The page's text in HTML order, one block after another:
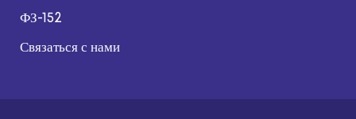
ФЗ-152
Связаться с нами